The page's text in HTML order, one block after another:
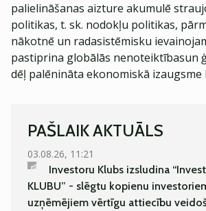
palielināšanas aizture akumulē
politikas, t. sk. nodokļu politikas,
nākotnē un radasistēmisku
pastiprina globālās nenoteiktībasun
dēļ palēnināta ekonomiskā izaugsme
PAŠLAIK AKTUĀLS
03.08.26, 11:21
Investoru Klubs izsludina
KLUBU” - slēgtu kopienu
uzņēmējiem vērtīgu attiecību